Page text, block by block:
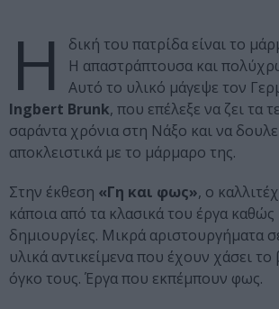
Η
δική του πατρίδα είναι το
Η απαστράπτουσα και
Αυτό το υλικό μάγεψε τον
Ingbert Brunk, που επέλεξε να ζει τα
σαράντα χρόνια στη Νάξο και να
αποκλειστικά με το μάρμαρο της.
Στην έκθεση «Γη και φως», ο
κάποια από τα κλασικά του έργα
δημιουργίες. Μικρά αριστουργήματα
υλικά αντικείμενα που έχουν χάσει το
όγκο τους. Έργα που εκπέμπουν φως.